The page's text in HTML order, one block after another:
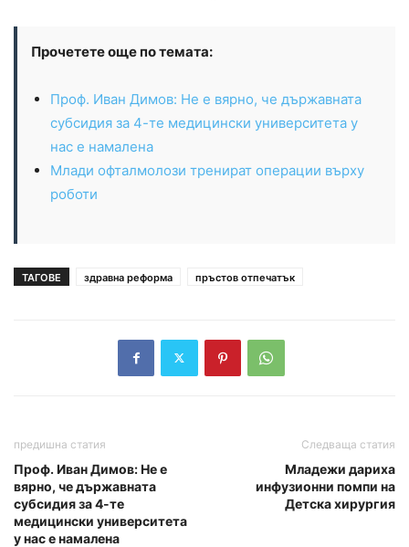
Прочетете още по темата:
Проф. Иван Димов: Не е вярно, че държавната
субсидия за 4-те медицински университета у
нас е намалена
Млади офталмолози тренират операции върху
роботи
ТАГОВЕ здравна реформа пръстов отпечатък
предишна статия
Проф. Иван Димов: Не е
вярно, че държавната
субсидия за 4-те
медицински университета
у нас е намалена
Следваща статия
Младежи дариха
инфузионни помпи на
Детска хирургия